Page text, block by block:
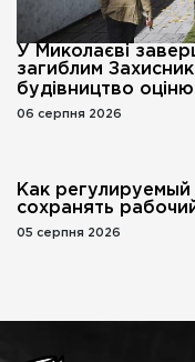
У Миколаєві
загиблим
будівництво
06 серпня 2026
Как
сохранять
05 серпня 2026